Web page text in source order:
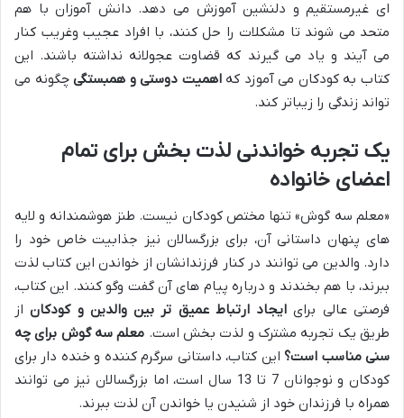
ای غیرمستقیم و دلنشین آموزش می دهد. دانش آموزان با هم
متحد می شوند تا مشکلات را حل کنند، با افراد عجیب وغریب کنار
می آیند و یاد می گیرند که قضاوت عجولانه نداشته باشند. این
کتاب به کودکان می آموزد کهاهمیت دوستی و همبستگیچگونه می
تواند زندگی را زیباتر کند.
یک تجربه خواندنی لذت بخش برای تمام
اعضای خانواده
«معلم سه گوش» تنها مختص کودکان نیست. طنز هوشمندانه و لایه
های پنهان داستانی آن، برای بزرگسالان نیز جذابیت خاص خود را
دارد. والدین می توانند در کنار فرزندانشان از خواندن این کتاب لذت
ببرند، با هم بخندند و درباره پیام های آن گفت وگو کنند. این کتاب،
فرصتی عالی برای ایجاد ارتباط عمیق تر بین والدین و کودکاناز
طریق یک تجربه مشترک و لذت بخش است. معلم سه گوش برای چه
سنی مناسب است؟این کتاب، داستانی سرگرم کننده و خنده دار برای
کودکان و نوجوانان 7 تا 13 سال است، اما بزرگسالان نیز می توانند
همراه با فرزندان خود از شنیدن یا خواندن آن لذت ببرند.